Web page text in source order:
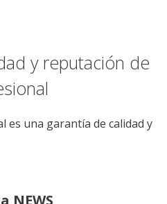
y reputación de
es una garantía de calidad y